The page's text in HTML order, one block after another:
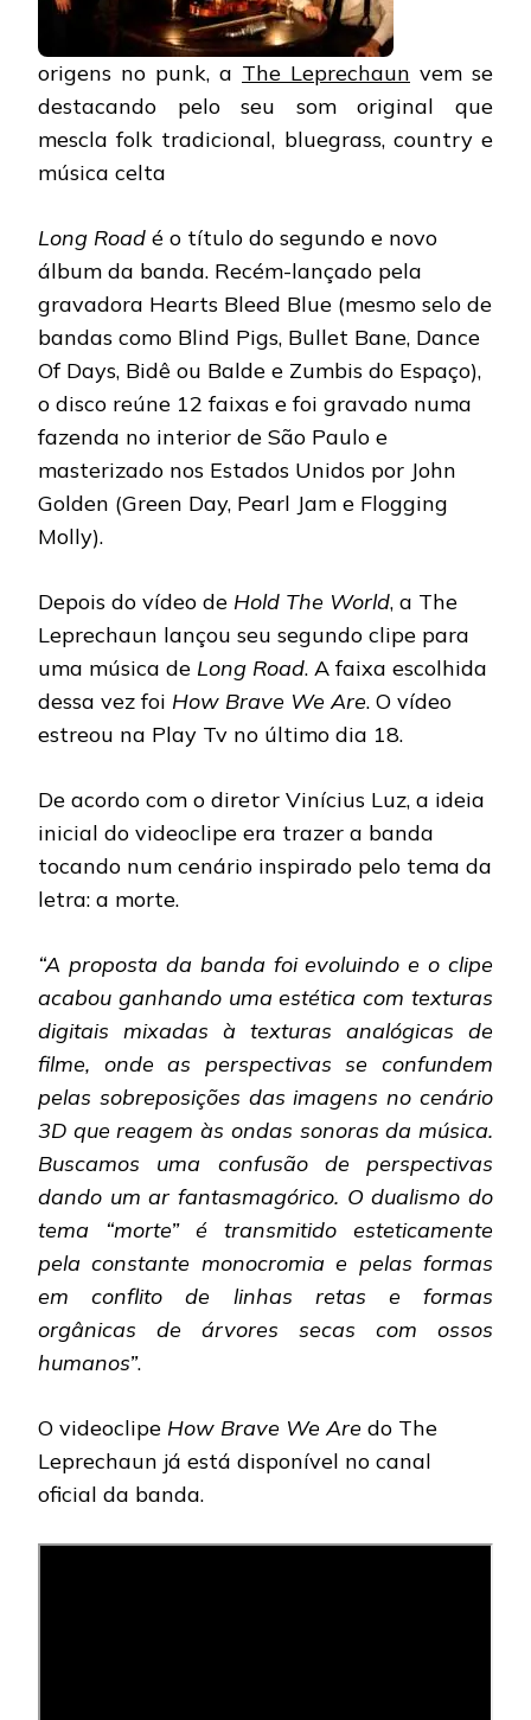
origens no punk, a The Leprechaun vem se
destacando pelo seu som original que
mescla folk tradicional, bluegrass, country e
música celta
Long Road é o título do segundo e novo
álbum da banda. Recém-lançado pela
gravadora Hearts Bleed Blue (mesmo selo de
bandas como Blind Pigs, Bullet Bane, Dance
Of Days, Bidê ou Balde e Zumbis do Espaço),
o disco reúne 12 faixas e foi gravado numa
fazenda no interior de São Paulo e
masterizado nos Estados Unidos por John
Golden (Green Day, Pearl Jam e Flogging
Molly).
Depois do vídeo de Hold The World, a The
Leprechaun lançou seu segundo clipe para
uma música de Long Road. A faixa escolhida
dessa vez foi How Brave We Are. O vídeo
estreou na Play Tv no último dia 18.
De acordo com o diretor Vinícius Luz, a ideia
inicial do videoclipe era trazer a banda
tocando num cenário inspirado pelo tema da
letra: a morte.
“A proposta da banda foi evoluindo e o clipe
acabou ganhando uma estética com texturas
digitais mixadas à texturas analógicas de
filme, onde as perspectivas se confundem
pelas sobreposições das imagens no cenário
3D que reagem às ondas sonoras da música.
Buscamos uma confusão de perspectivas
dando um ar fantasmagórico. O dualismo do
tema “morte” é transmitido esteticamente
pela constante monocromia e pelas formas
em conflito de linhas retas e formas
orgânicas de árvores secas com ossos
humanos”.
O videoclipe How Brave We Are do The
Leprechaun já está disponível no canal
oficial da banda.